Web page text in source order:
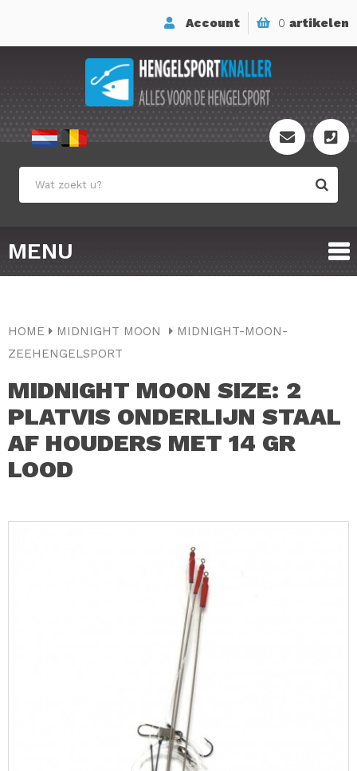
0 artikelen
Account
MENU
HOME MIDNIGHT MOON
MIDNIGHT-MOON-
ZEEHENGELSPORT
MIDNIGHT MOON SIZE: 2
PLATVIS ONDERLIJN STAAL
AF HOUDERS MET 14 GR
LOOD